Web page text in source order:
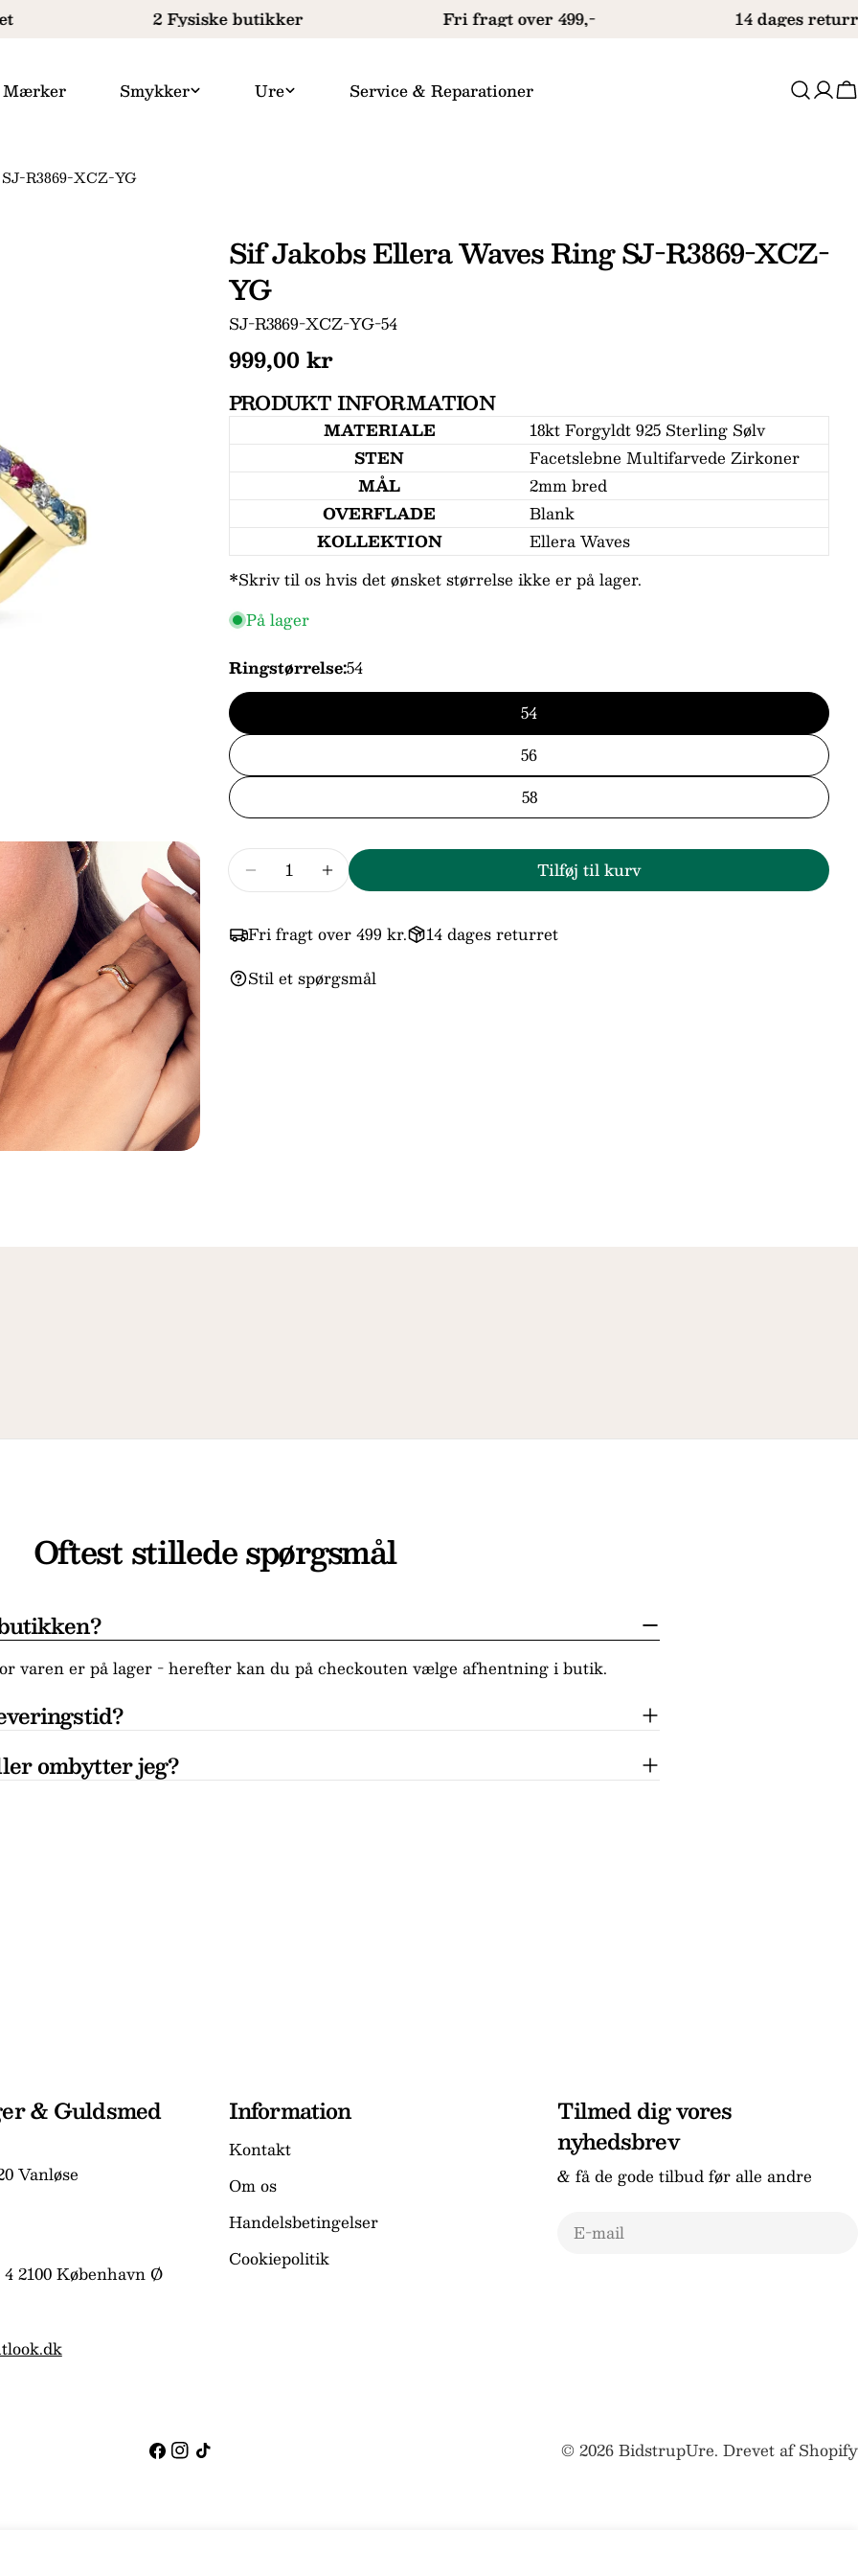
2 Fysiske butikker Fri fragt over 499,- 14 dages
Mærker Smykker Ure Service & Reparationer
R3869-XCZ-YG
Sif Jakobs Ellera Waves Ring SJ-R3869-XCZ-
YG
SKU:
SJ-R3869-XCZ-YG-54
Normal
pris
999,00 kr
PRODUKT INFORMATION
MATERIALE
18kt Forgyldt 925 Sterling Sølv
STEN
Facetslebne Multifarvede Zirkoner
MÅL
2mm bred
OVERFLADE
Blank
KOLLEKTION
Ellera Waves
*Skriv til os hvis det ønsket størrelse ikke er på lager.
På lager
Ringstørrelse:54
54
56
58
Reducer mængden for Sif Jakobs Ellera Waves Ring SJ-R3869-XCZ-
Forøg mængden for Sif Jakobs Ellera Waves Ring SJ-
Tilføj til kurv
Fri fragt over 499 kr.
14 dages returret
Stil et spørgsmål
Stil et spørgsmål
Dit
navn
Felterne markeret med * er obligatoriske.
Oftest stillede spørgsmål
varen er på lager - herefter kan du på checkouten vælge afhentning i butik.
ombytter jeg?
& Guldsmed
Vanløse
2100 København Ø
Information
Kontakt
Om os
Handelsbetingelser
Cookiepolitik
Tilmed dig vores
nyhedsbrev
& få de gode tilbud før alle andre
E-
Facebook
Instagram
TikTok © 2026BidstrupUre. Drevet af Shopify